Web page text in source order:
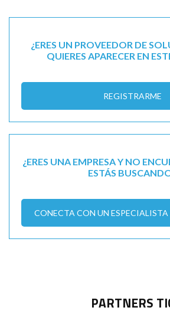
¿ERES UN PROVEEDOR DE
QUIERES APARECER EN
REGISTRARME
¿ERES UNA EMPRESA Y NO
ESTÁS
CONECTA CON UN
PARTNERS